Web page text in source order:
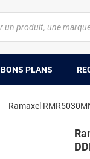
BONS PLANS
Ramaxel